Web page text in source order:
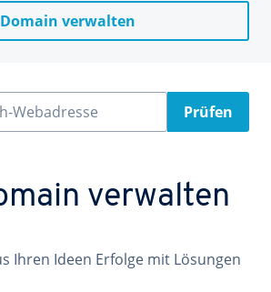
Domain verwalten
Webadresse Prüfen
verwalten
Ihren Ideen Erfolge mit Lösungen